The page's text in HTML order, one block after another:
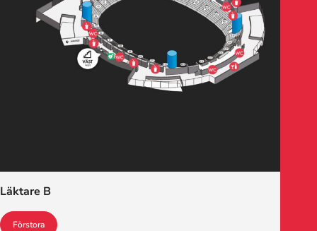
Läktare B
Förstora